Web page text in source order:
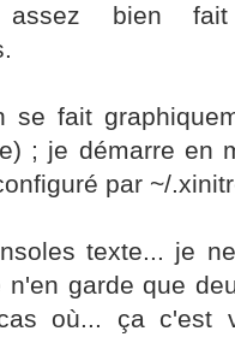
assez bien
se fait
; je démarre en
par ~/
texte... je
n'en garde que
où... ça c'est